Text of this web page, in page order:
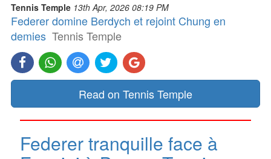
Tennis Temple 13th Apr, 2026 08:19 PM
Federer domine Berdych et rejoint Chung en
demies Tennis Temple
Read on Tennis Temple
Federer tranquille face à